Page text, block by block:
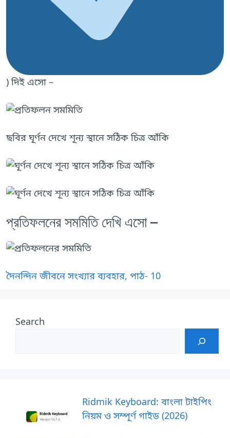
) দিই এসো –
ছবির ঘূর্ণন দেখে শূন্য স্থানে সঠিক চিত্র আঁকি
প্রতিফলনের সমমিতি দেখি এসো –
দৈনন্দিন জীবনে সংখ্যার ব্যবহার, পাঠ- 10
Search
Ridmik Keyboard: বাংলা টাইপিং
নিয়ম ও সম্পূর্ণ গাইড (2026)